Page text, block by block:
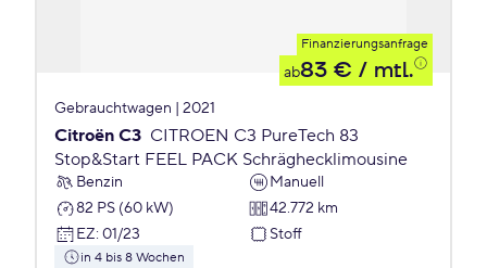
Finanzierungsanfrage
ab83 € / mtl.
Gebrauchtwagen | 2021
Citroën C3 CITROEN C3 PureTech 83
Stop&Start FEEL PACK Schräghecklimousine
Benzin
Manuell
82 PS (60 kW)
42.772 km
EZ: 01/23 Stoff
in 4 bis 8 Wochen